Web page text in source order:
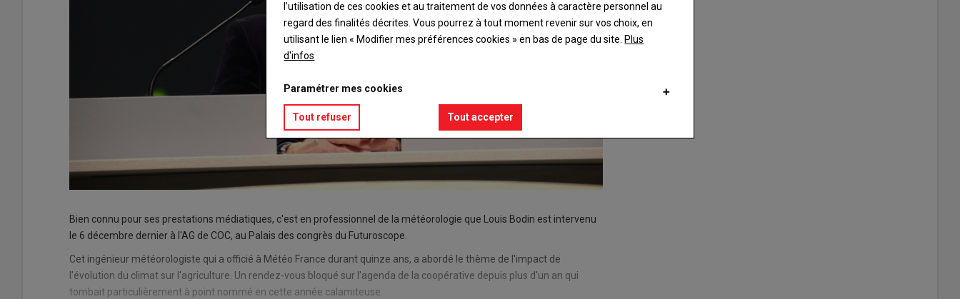
Bien connu pour ses prestations médiatiques, c'est en professionnel de la météorologie que Louis Bodin est intervenu
le 6 décembre dernier à l'AG de COC, au Palais des congrès du Futuroscope.
Cet ingénieur météorologiste qui a officié à Météo France durant quinze ans, a abordé le thème de l'impact de
l'évolution du climat sur l'agriculture. Un rendez-vous bloqué sur l'agenda de la coopérative depuis plus d'un an qui
tombait particulièrement à point nommé en cette année calamiteuse.
l’utilisation de ces cookies et au traitement de vos données à caractère personnel au
regard des finalités décrites. Vous pourrez à tout moment revenir sur vos choix, en
utilisant le lien « Modifier mes préférences cookies » en bas de page du site. Plus
d'infos
Paramétrer mes cookies
Tout refuser Tout accepter